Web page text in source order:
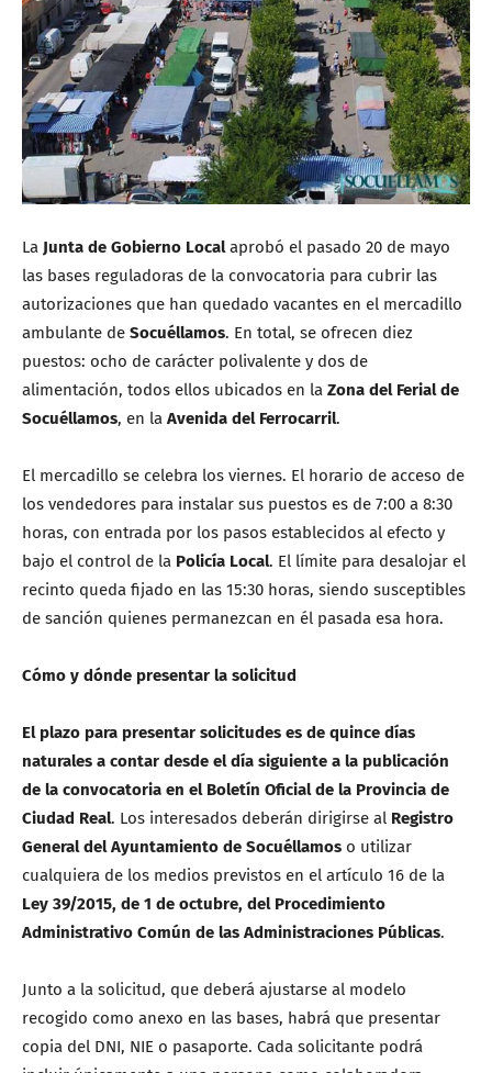
La Junta de Gobierno Localaprobó el pasado 20 de mayo
las bases reguladoras de la convocatoria para cubrir las
autorizaciones que han quedado vacantes en el mercadillo
ambulante de Socuéllamos. En total, se ofrecen diez
puestos: ocho de carácter polivalente y dos de
alimentación, todos ellos ubicados en la Zona del Ferial de
Socuéllamos, en la Avenida del Ferrocarril.
El mercadillo se celebra los viernes. El horario de acceso de
los vendedores para instalar sus puestos es de 7:00 a 8:30
horas, con entrada por los pasos establecidos al efecto y
bajo el control de la Policía Local. El límite para desalojar el
recinto queda fijado en las 15:30 horas, siendo susceptibles
de sanción quienes permanezcan en él pasada esa hora.
Cómo y dónde presentar la solicitud
El plazo para presentar solicitudes es de quince días
naturales a contar desde el día siguiente a la publicación
de la convocatoria en el Boletín Oficial de la Provincia de
Ciudad Real. Los interesados deberán dirigirse al Registro
General del Ayuntamiento de Socuéllamos o utilizar
cualquiera de los medios previstos en el artículo 16 de la
Ley 39/2015, de 1 de octubre, del Procedimiento
Administrativo Común de las Administraciones Públicas.
Junto a la solicitud, que deberá ajustarse al modelo
recogido como anexo en las bases, habrá que presentar
copia del DNI, NIE o pasaporte. Cada solicitante podrá